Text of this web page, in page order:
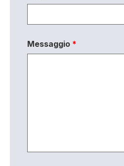
Messaggio *